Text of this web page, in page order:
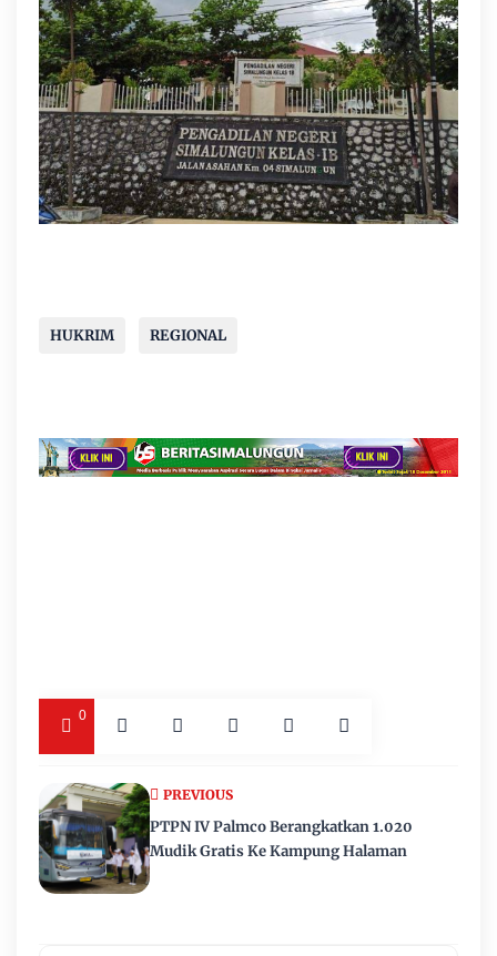
HUKRIM REGIONAL
0
PREVIOUS
PTPN IV Palmco Berangkatkan 1.020
Mudik Gratis Ke Kampung Halaman